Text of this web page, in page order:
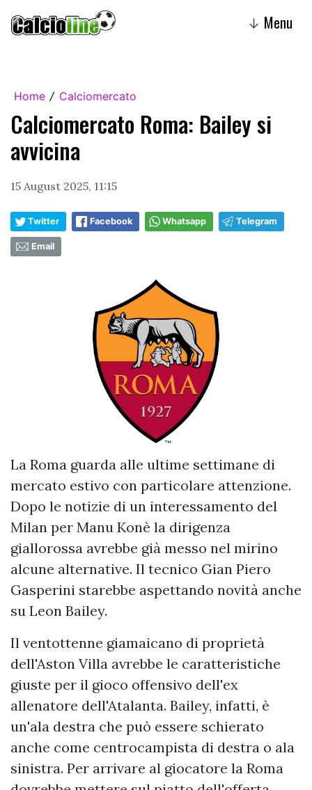
↓ Menu
Home / Calciomercato
Calciomercato Roma: Bailey si
avvicina
15 August 2025, 11:15
Twitter Facebook Whatsapp Telegram
Email
La Roma guarda alle ultime settimane di
mercato estivo con particolare attenzione.
Dopo le notizie di un interessamento del
Milan per Manu Konè la dirigenza
giallorossa avrebbe già messo nel mirino
alcune alternative. Il tecnico Gian Piero
Gasperini starebbe aspettando novità anche
su Leon Bailey.
Il ventottenne giamaicano di proprietà
dell'Aston Villa avrebbe le caratteristiche
giuste per il gioco offensivo dell'ex
allenatore dell'Atalanta. Bailey, infatti, è
un'ala destra che può essere schierato
anche come centrocampista di destra o ala
sinistra. Per arrivare al giocatore la Roma